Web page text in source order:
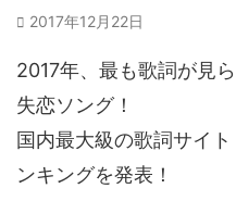
2017年12月22日
2017年、最も歌詞が見
失恋ソング！
国内最大級の歌詞サイ
ンキングを発表！